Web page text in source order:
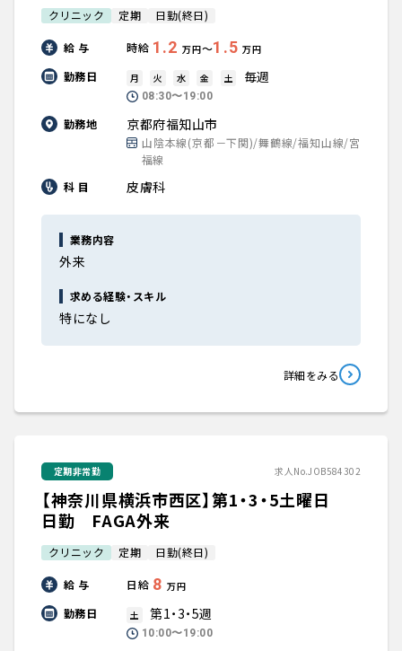
クリニック 定期 日勤(終日)
給 与 時給 1.2 万円〜1.5 万円
勤務日 月 火 水 金 土 毎週
08:30〜19:00
勤務地 京都府福知山市
山陰本線(京都－下関)/舞鶴線/福知山線/宮
福線
科 目
皮膚科
業務内容
外来
求める経験・スキル
特になし
詳細をみる
定期非常勤 求人No.JOB584302
【神奈川県横浜市西区】第1・3・5土曜日
日勤 FAGA外来
クリニック 定期 日勤(終日)
給 与 日給 8 万円
勤務日 土 第1・3・5週
10:00〜19:00